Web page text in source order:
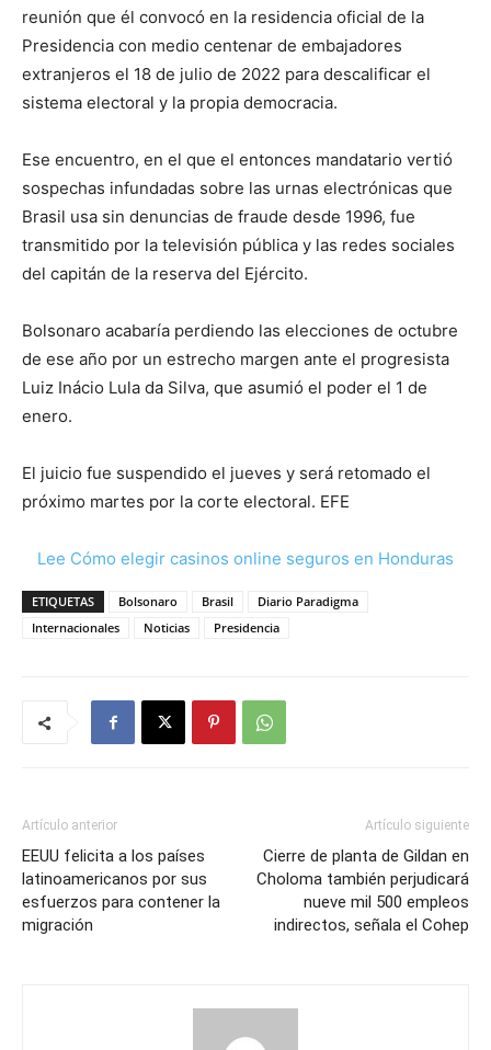
reunión que él convocó en la residencia oficial de la
Presidencia con medio centenar de embajadores
extranjeros el 18 de julio de 2022 para descalificar el
sistema electoral y la propia democracia.
Ese encuentro, en el que el entonces mandatario vertió
sospechas infundadas sobre las urnas electrónicas que
Brasil usa sin denuncias de fraude desde 1996, fue
transmitido por la televisión pública y las redes sociales
del capitán de la reserva del Ejército.
Bolsonaro acabaría perdiendo las elecciones de octubre
de ese año por un estrecho margen ante el progresista
Luiz Inácio Lula da Silva, que asumió el poder el 1 de
enero.
El juicio fue suspendido el jueves y será retomado el
próximo martes por la corte electoral. EFE
Lee Cómo elegir casinos online seguros en Honduras
ETIQUETAS Bolsonaro Brasil
Diario Paradigma
Internacionales
Noticias Presidencia
Artículo anterior
EEUU felicita a los países
latinoamericanos por sus
esfuerzos para contener la
migración
Artículo siguiente
Cierre de planta de Gildan en
Choloma también perjudicará
nueve mil 500 empleos
indirectos, señala el Cohep